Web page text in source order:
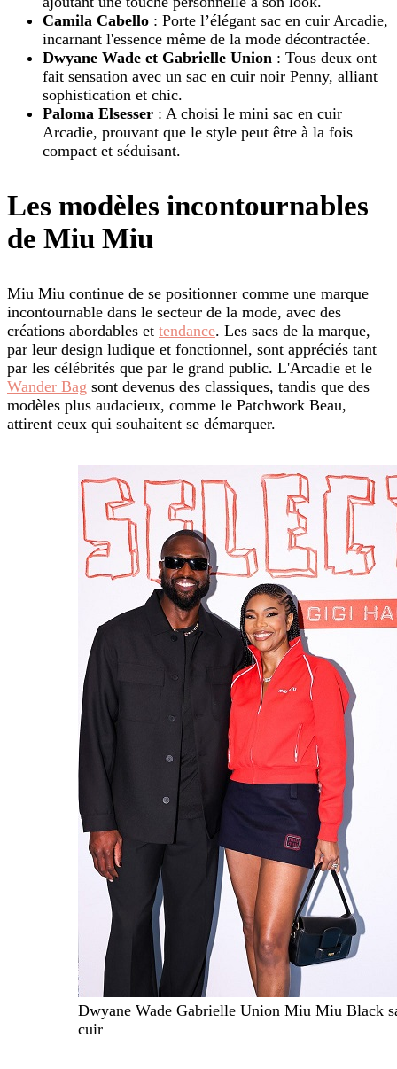
Camila Cabello : Porte l’élégant sac en cuir Arcadie,
incarnant l'essence même de la mode décontractée.
Dwyane Wade et Gabrielle Union : Tous deux ont
fait sensation avec un sac en cuir noir Penny, alliant
sophistication et chic.
Paloma Elsesser : A choisi le mini sac en cuir
Arcadie, prouvant que le style peut être à la fois
compact et séduisant.
Les modèles incontournables
de Miu Miu
Miu Miu continue de se positionner comme une marque
incontournable dans le secteur de la mode, avec des
créations abordables et tendance. Les sacs de la marque,
par leur design ludique et fonctionnel, sont appréciés tant
par les célébrités que par le grand public. L'Arcadie et le
Wander Bag sont devenus des classiques, tandis que des
modèles plus audacieux, comme le Patchwork Beau,
attirent ceux qui souhaitent se démarquer.
Dwyane Wade Gabrielle Union Miu Miu Black
cuir